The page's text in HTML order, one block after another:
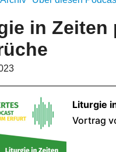
in Zeiten